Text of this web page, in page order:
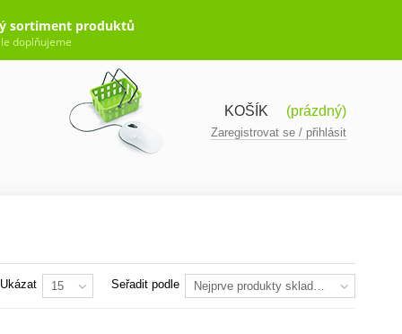
sortiment produktů
doplňujeme
KOŠÍK (prázdný)
Zaregistrovat se / přihlásit
Seřadit podle Nejprve produkty skladem
Ukázat 15